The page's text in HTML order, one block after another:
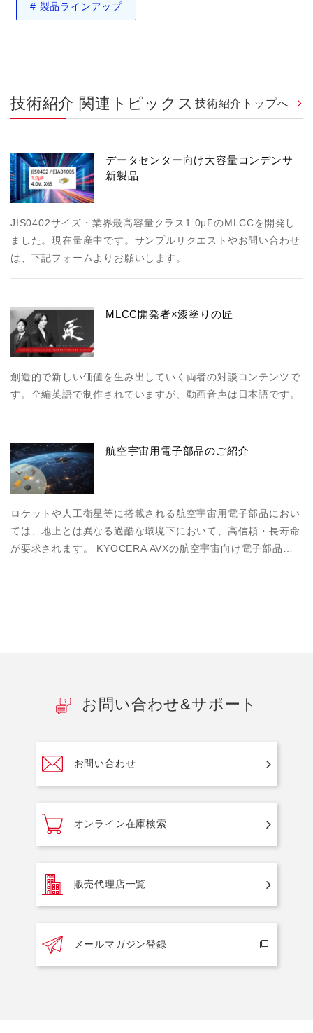
# 製品ラインアップ
技術紹介 関連トピックス 技術紹介トップへ
データセンター向け大容量コンデンサ
新製品
JIS0402サイズ・業界最高容量クラス1.0μFのMLCCを開発し
ました。現在量産中です。サンプルリクエストやお問い合わせ
は、下記フォームよりお願いします。
MLCC開発者×漆塗りの匠
創造的で新しい価値を生み出していく両者の対談コンテンツで
す。全編英語で制作されていますが、動画音声は日本語です。
航空宇宙用電子部品のご紹介
ロケットや人工衛星等に搭載される航空宇宙用電子部品におい
ては、地上とは異なる過酷な環境下において、高信頼・長寿命
が要求されます。 KYOCERA AVXの航空宇宙向け電子部品…
お問い合わせ&サポート
お問い合わせ
オンライン在庫検索
販売代理店一覧
メールマガジン登録